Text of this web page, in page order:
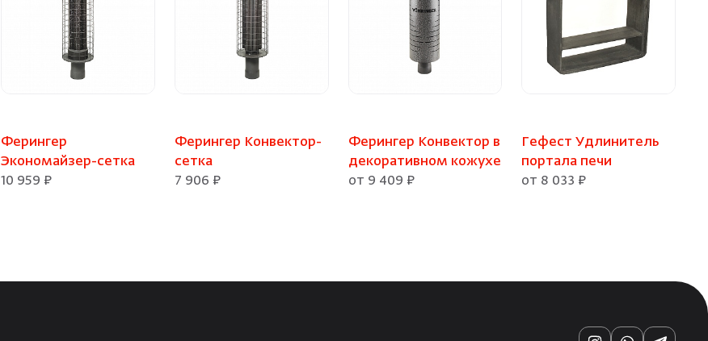
Ферингер
Экономайзер-сетка
10 959 ₽
Ферингер Конвектор-
сетка
7 906 ₽
Ферингер Конвектор в
декоративном кожухе
от 9 409 ₽
Гефест Удлинитель
портала печи
от 8 033 ₽